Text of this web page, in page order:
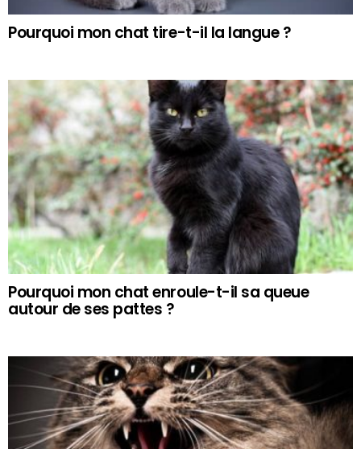
Pourquoi mon chat tire-t-il la langue ?
Pourquoi mon chat enroule-t-il sa queue
autour de ses pattes ?